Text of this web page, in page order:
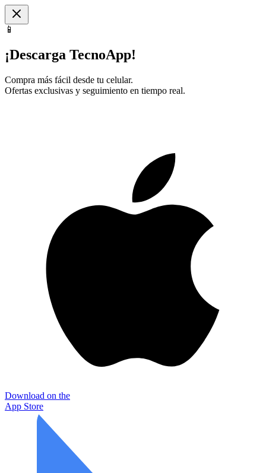
📱
¡Descarga TecnoApp!
Compra más fácil desde tu celular.
Ofertas exclusivas y seguimiento en tiempo real.
Download on the
App Store